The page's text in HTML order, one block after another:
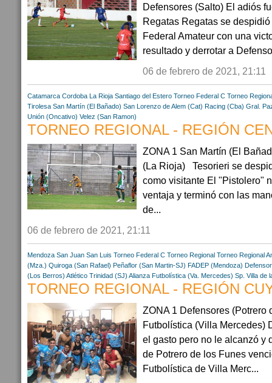
Defensores (Salto) El adiós
Regatas Regatas se
Federal Amateur con una
resultado y derrotar a
06 de febrero de 2021, 21:11
Catamarca Cordoba La Rioja Santiago del Estero Torneo Federal C Torneo
Tirolesa San Martín (El Bañado) San Lorenzo de Alem (Cat) Racing (Cba) Gral.
Unión (Oncativo) Velez (San Ramon)
TORNEO REGIONAL - REGIÓN
ZONA 1 San Martín (El
(La Rioja) Tesorieri se
como visitante El "Pistolero"
ventaja y terminó con las
de...
06 de febrero de 2021, 21:11
Mendoza San Juan San Luis Torneo Federal C Torneo Regional Torneo Regional
(Mza.) Quiroga (San Rafael) Peñaflor (San Martin-SJ) FADEP (Mendoza)
(Los Berros) Atlético Trinidad (SJ) Alianza Futbolística (Va. Mercedes) Sp. Villa de
TORNEO REGIONAL - REGIÓN
ZONA 1 Defensores (Potrero
Futbolística (Villa Mercedes)
el gasto pero no le alcanzó y
de Potrero de los Funes
Futbolística de Villa Merc...